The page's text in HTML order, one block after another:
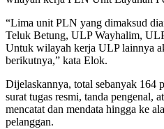
“Lima unit PLN yang dimaksud
Teluk Betung, ULP Wayhalim,
Untuk wilayah kerja ULP lainnya
berikutnya,” kata Elok.
Dijelaskannya, total sebanyak 164
surat tugas resmi, tanda pengenal,
mencatat dan mendata hingga ke
pelanggan.